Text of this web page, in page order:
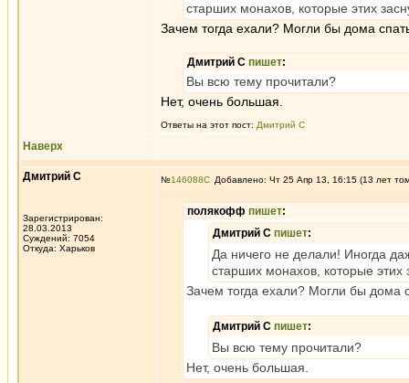
старших монахов, которые этих
Зачем тогда ехали? Могли бы дома
Дмитрий С пишет:
Вы всю тему прочитали?
Нет, очень большая.
Ответы на этот пост: Дмитрий С
Наверх
Дмитрий С
Зарегистрирован:
28.03.2013
Суждений: 7054
Откуда: Харьков
№146088 Добавлено: Чт 25 Апр 13, 16:15 (13 лет
полякофф пишет:
Дмитрий С пишет:
Да ничего не делали! Иногда
старших монахов, которые
Зачем тогда ехали? Могли бы дома
Дмитрий С пишет:
Вы всю тему прочитали?
Нет, очень большая.